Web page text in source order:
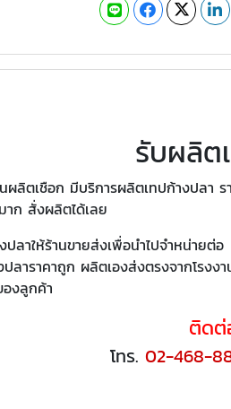
รับผลิต
ผลิตเชือก มีบริการผลิตเทปก้างปลา
าก สั่งผลิตได้เลย
ลาให้ร้านขายส่งเพื่อนำไปจำหน่ายต่อ
ลาราคาถูก ผลิตเองส่งตรงจากโรงงา
งลูกค้า
ติดต่
โทร. 02-468-